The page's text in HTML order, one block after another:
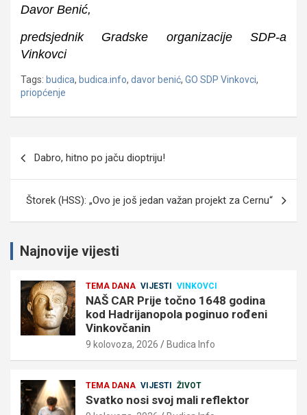
Davor Benić,
predsjednik Gradske organizacije SDP-a
Vinkovci
Tags: budica, budica.info, davor benić, GO SDP Vinkovci,
priopćenje
objava
Dabro, hitno po jaču dioptriju!
Štorek (HSS): „Ovo je još jedan važan projekt za Cernu“
Najnovije vijesti
TEMA DANA VIJESTI VINKOVCI
NAŠ CAR Prije točno 1648 godina
kod Hadrijanopola poginuo rođeni
Vinkovčanin
9 kolovoza, 2026 Budica Info
TEMA DANA VIJESTI ŽIVOT
Svatko nosi svoj mali reflektor